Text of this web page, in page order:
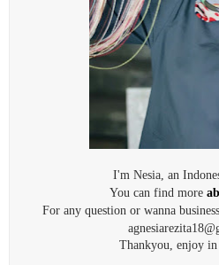
I'm Nesia, an
You can find more
For any question or wanna
Thankyou, enjoy